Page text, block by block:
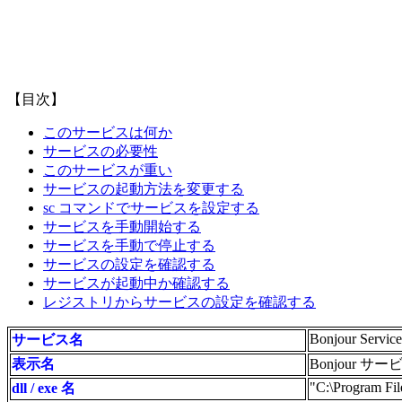
【目次】
このサービスは何か
サービスの必要性
このサービスが重い
サービスの起動方法を変更する
sc コマンドでサービスを設定する
サービスを手動開始する
サービスを手動で停止する
サービスの設定を確認する
サービスが起動中か確認する
レジストリからサービスの設定を確認する
サービス名
Bonjour Service
表示名
Bonjour サー
dll / exe 名
"C:\Program